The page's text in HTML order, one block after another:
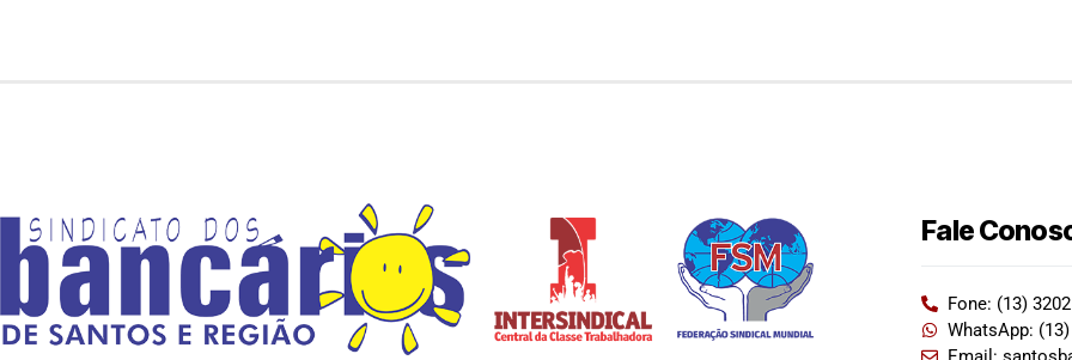
Fale
Fone: (13)
WhatsApp: